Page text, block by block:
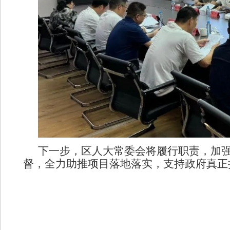
下一步，区人大常委会将履行职责，加
督，全力助推项目落地落实，支持政府真